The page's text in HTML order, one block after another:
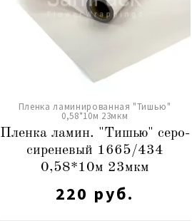
Пленка ламинированная "Тишью"
0,58*10м 23мкм
Пленка ламин. "Тишью" серо-
сиреневый 1665/434
0,58*10м 23мкм
220 руб.